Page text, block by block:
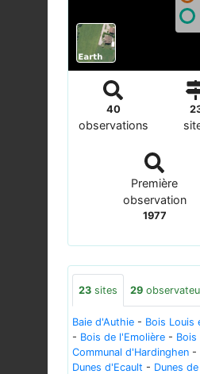
40
observations
Première
observation
1977
23 sites 29
Baie d'Authie - Bois Louis
- Bois de l'Emolière -
Communal d'Hardinghen -
Dunes d'Ecault - Dunes